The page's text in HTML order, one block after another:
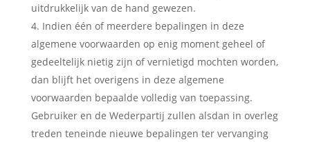
uitdrukkelijk van de hand gewezen.
Indien één of meerdere bepalingen in deze
algemene voorwaarden op enig moment geheel of
gedeeltelijk nietig zijn of vernietigd mochten worden,
dan blijft het overigens in deze algemene
voorwaarden bepaalde volledig van toepassing.
Gebruiker en de Wederpartij zullen alsdan in overleg
treden teneinde nieuwe bepalingen ter vervanging